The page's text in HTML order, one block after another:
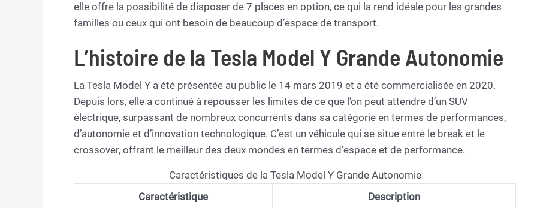
elle offre la possibilité de disposer de 7 places en option, ce qui la rend idéale pour les grandes
familles ou ceux qui ont besoin de beaucoup d’espace de transport.
L’histoire de la Tesla Model Y Grande Autonomie
La Tesla Model Y a été présentée au public le 14 mars 2019 et a été commercialisée en 2020.
Depuis lors, elle a continué à repousser les limites de ce que l’on peut attendre d’un SUV
électrique, surpassant de nombreux concurrents dans sa catégorie en termes de performances,
d’autonomie et d’innovation technologique. C’est un véhicule qui se situe entre le break et le
crossover, offrant le meilleur des deux mondes en termes d’espace et de performance.
Caractéristiques de la Tesla Model Y Grande Autonomie
Caractéristique
Description